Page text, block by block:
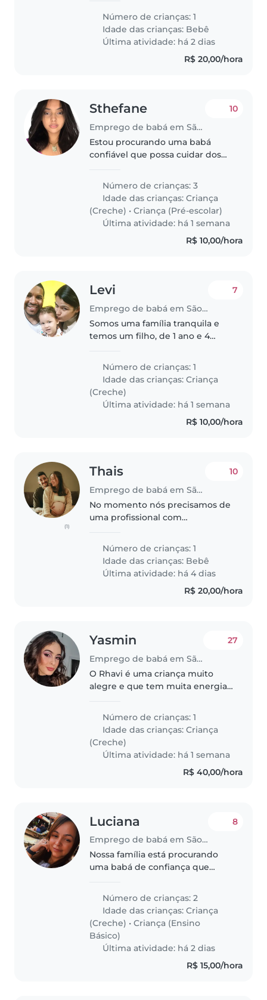
inteligente, criativa e com bom
humor. Precisamos de alguém
que esteja confortável com
Número de crianças: 1
Idade das crianças: Bebê
Última atividade: há 2 dias
R$ 20,00/hora
Sthefane
Emprego de babá em São Paulo
10
Estou procurando uma babá
confiável que possa cuidar dos
4 anos e um de 7 anos. São
crianças muito energéticas,
curiosas e falantes. Gostaría que
a..
Número de crianças: 3
Idade das crianças:Criança
(Creche) •Criança (Pré-escolar)
Última atividade: há 1 semana
R$ 10,00/hora
Levi
Emprego de babá em São Paulo
7
Somos uma família tranquila e
temos um filho, de 1 ano e 4
Precisamos de uma babá
ocasionalmente, em alguns dias
da semana, no período da
manhã e/ou..
Número de crianças: 1
Idade das crianças:Criança
(Creche)
Última atividade: há 1 semana
R$ 10,00/hora
(1)
Thais
Emprego de babá em São Paulo
10
No momento nós precisamos de
uma profissional com
cuidados com nenem de 6
meses, que consiga
desempenhar as atividades
basicas como alimentação,
Número de crianças: 1
Idade das crianças: Bebê
Última atividade: há 4 dias
R$ 20,00/hora
Yasmin
Emprego de babá em São Paulo
27
O Rhavi é uma criança muito
alegre e que tem muita energia.
cuide dele das 16:20 até as 23:00
da noite de segunda a sex.
Sábado..
Número de crianças: 1
Idade das crianças:Criança
(Creche)
Última atividade: há 1 semana
R$ 40,00/hora
Luciana
Emprego de babá em São Paulo
8
Nossa família está procurando
uma babá de confiança que
uma menina de 3 anos e um
menino de 8 anos. Precisamos
de alguém que se sinta
confortável em..
Número de crianças: 2
Idade das crianças:Criança
(Creche) •Criança (Ensino
Básico)
Última atividade: há 2 dias
R$ 15,00/hora